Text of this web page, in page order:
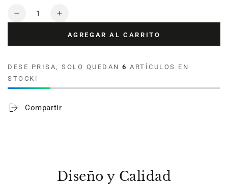
Cantidad
Reducir
Cuadrada
Ilustrada
Durmiente
By
Leen
Aumentar
para
Cuadrada
Durmiente
Leen
AGREGAR AL CARRITO
DESE PRISA, SOLO QUEDAN 6 ARTÍCULOS EN
STOCK!
Compartir
Diseño y Calidad